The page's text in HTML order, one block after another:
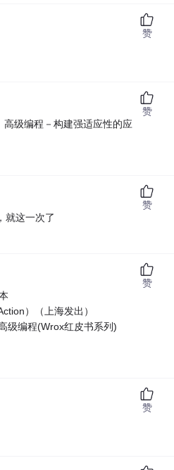
赞
级编程－构建强适应性的应
赞
就这一次了
赞
）（上海发出）
级编程(Wrox红皮书系列)
赞
赞